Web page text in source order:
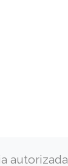
autorizada